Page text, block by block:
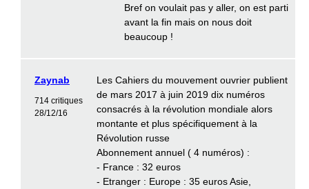
Bref on voulait pas y aller, on est parti
avant la fin mais on nous doit
beaucoup !
Zaynab
714 critiques
28/12/16
Les Cahiers du mouvement ouvrier publient
de mars 2017 à juin 2019 dix numéros
consacrés à la révolution mondiale alors
montante et plus spécifiquement à la
Révolution russe
Abonnement annuel ( 4 numéros) :
- France : 32 euros
- Etranger : Europe : 35 euros Asie,